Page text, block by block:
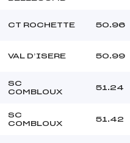
CT ROCHETTE 50.96
VAL D’ISERE 50.99
SC
COMBLOUX
51.24
SC
COMBLOUX
51.42